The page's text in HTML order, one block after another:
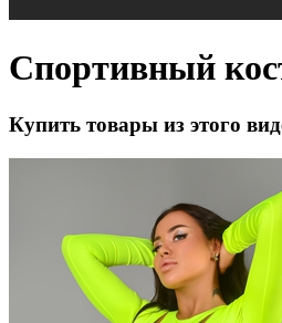
Спортивный
Купить товары из этого